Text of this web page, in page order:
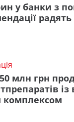
у банки з
радять
млн грн